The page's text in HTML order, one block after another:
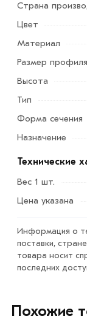
Заглушка
декоративный
предупреждают
эстетичный
«Быстрый
Страна
Цвет
Материал
Размер профиля
Высота
Тип
Форма сечения
Назначение
Технические
Вес 1 шт.
Цена указана
Информация о
поставки,
товара носит
последних
Похожие